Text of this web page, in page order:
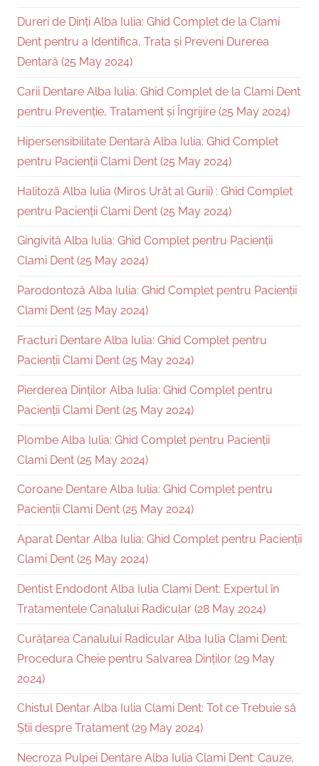
Dureri de Dinți Alba Iulia: Ghid Complet de la Clami
Dent pentru a Identifica, Trata și Preveni Durerea
Dentară (25 May 2024)
Carii Dentare Alba Iulia: Ghid Complet de la Clami Dent
pentru Prevenție, Tratament și Îngrijire (25 May 2024)
Hipersensibilitate Dentară Alba Iulia: Ghid Complet
pentru Pacienții Clami Dent (25 May 2024)
Halitoză Alba Iulia (Miros Urât al Gurii) : Ghid Complet
pentru Pacienții Clami Dent (25 May 2024)
Gingivită Alba Iulia: Ghid Complet pentru Pacienții
Clami Dent (25 May 2024)
Parodontoză Alba Iulia: Ghid Complet pentru Pacienții
Clami Dent (25 May 2024)
Fracturi Dentare Alba Iulia: Ghid Complet pentru
Pacienții Clami Dent (25 May 2024)
Pierderea Dinților Alba Iulia: Ghid Complet pentru
Pacienții Clami Dent (25 May 2024)
Plombe Alba Iulia: Ghid Complet pentru Pacienții
Clami Dent (25 May 2024)
Coroane Dentare Alba Iulia: Ghid Complet pentru
Pacienții Clami Dent (25 May 2024)
Aparat Dentar Alba Iulia: Ghid Complet pentru Pacienții
Clami Dent (25 May 2024)
Dentist Endodont Alba Iulia Clami Dent: Expertul în
Tratamentele Canalului Radicular (28 May 2024)
Curățarea Canalului Radicular Alba Iulia Clami Dent:
Procedura Cheie pentru Salvarea Dinților (29 May
2024)
Chistul Dentar Alba Iulia Clami Dent: Tot ce Trebuie să
Știi despre Tratament (29 May 2024)
Necroza Pulpei Dentare Alba Iulia Clami Dent: Cauze,